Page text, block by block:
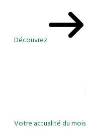
Découvrez
Votre actualité du mois